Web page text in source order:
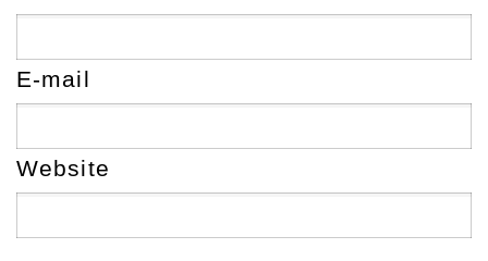
E-mail
Website